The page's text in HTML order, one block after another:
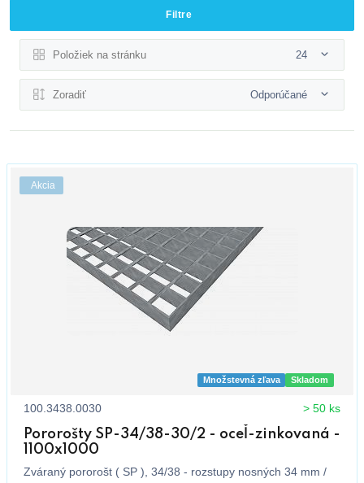
Filtre
Položiek na stránku 24
Zoradiť Odporúčané
Akcia
Množstevná zľava Skladom
100.3438.0030 > 50 ks
Pororošty SP-34/38-30/2 - oceľ-zinkovaná -
1100x1000
Zváraný pororošt ( SP ), 34/38 - rozstupy nosných 34 mm /